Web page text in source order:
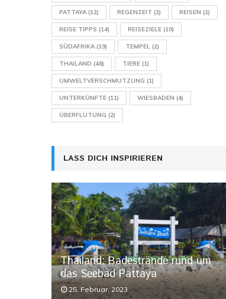
PATTAYA(12) REGENZEIT (2) REISEN (2)
REISE TIPPS (14) REISEZIELE (10)
SÜDAFRIKA(19) TEMPEL (2)
THAILAND (48) TIERE (1)
UMWELTVERSCHMUTZUNG (1)
UNTERKÜNFTE (11) WIESBADEN (4)
ÜBERFLUTUNG (2)
LASS DICH INSPIRIEREN
Thailand: Badestrände rund um
das Seebad Pattaya
25. Februar, 2023